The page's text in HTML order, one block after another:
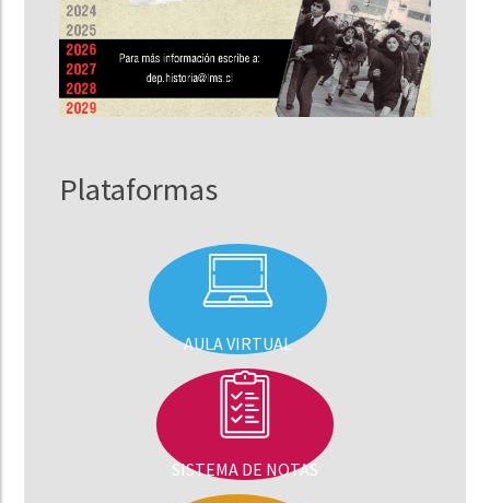
Plataformas
AULA VIRTUAL
SISTEMA DE NOTAS